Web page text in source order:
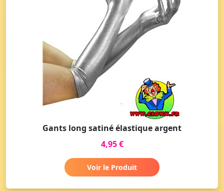
Gants long satiné élastique argent
4,95 €
Voir le Produit